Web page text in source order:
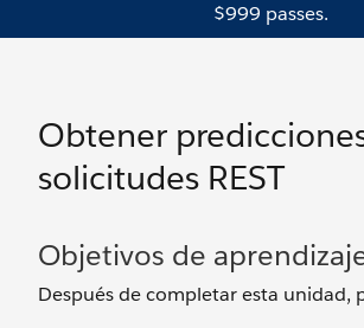
$999 passes.
Obtener
solicitudes REST
Objetivos de
Después de completar esta unidad,